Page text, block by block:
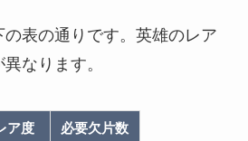
表の通りです。英雄のレア
なります。
ア度 必要欠片数